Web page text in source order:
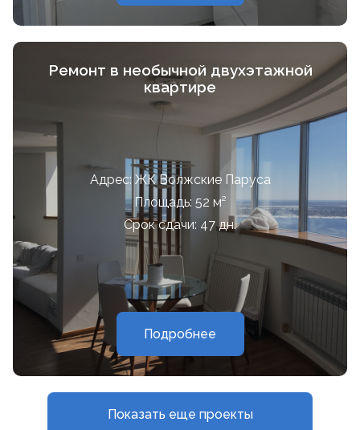
Ремонт в необычной двухэтажной
квартире
Адрес: ЖК Волжские Паруса
Площадь: 52 м²
Срок сдачи: 47 дн.
Подробнее
Показать еще проекты